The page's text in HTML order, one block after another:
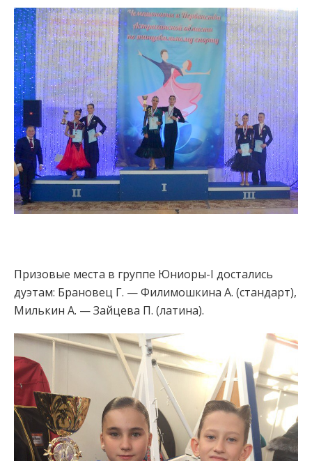
Призовые места в группе Юниоры-I достались
дуэтам: Брановец Г. — Филимошкина А. (стандарт),
Милькин А. — Зайцева П. (латина).